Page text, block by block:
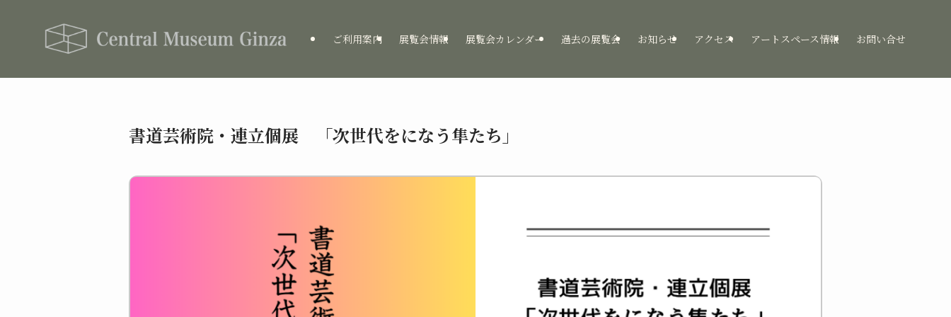
ご利用案内 展覧会情報 展覧会カレンダー 過去の展覧会 お知らせ アクセス アートスペース情報 お問い合せ
書道芸術院・連立個展 「次世代をになう隼たち」